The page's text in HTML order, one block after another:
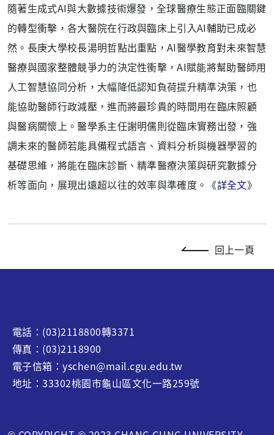
隨著生成式AI與大數據技術爆發，全球醫療生態正面臨關鍵
的轉型衝擊，各大醫院在行政與臨床上引入AI輔助已成必
然。長庚大學校長湯明哲點出重點，AI醫學教育對未來智慧
醫療與國家整體競爭力的決定性衝擊，AI賦能將幫助醫師用
人工智慧協同分析，大幅降低認知負荷提升精準決策，也
能協助醫師行政減壓，進而將最珍貴的時間用在臨床照顧
與醫病關懷上。醫學系主任謝明儒則從臨床實務出發，強
調未來的醫師若能具備程式語言、資料分析與機器學習的
基礎思維，將能在臨床診斷、精準醫療決策與研究數據分
析等面向，展現出遠超以往的效率與準確度。《詳全文》
回上一頁
電話：(03)2118800轉3371
傳真：(03)2118900
電子信箱：yschen@mail.cgu.edu.tw
地址：33302桃園市龜山區文化一路259號